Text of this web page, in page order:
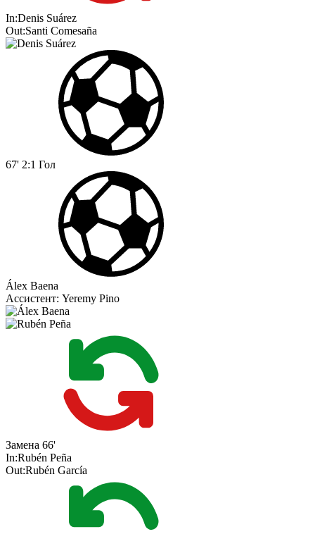
In:Denis Suárez
Out:Santi Comesaña
67' 2:1 Гол
Álex Baena
Ассистент: Yeremy Pino
Замена 66'
In:Rubén Peña
Out:Rubén García